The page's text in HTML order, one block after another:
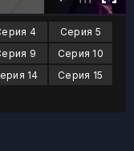
4
Серия 5
9
Серия 10
14
Серия 15